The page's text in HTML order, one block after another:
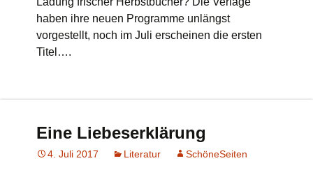
haben ihre neuen Programme unlängst
vorgestellt, noch im Juli erscheinen die ersten
Titel….
Eine Liebeserklärung
4. Juli 2017 Literatur SchöneSeiten